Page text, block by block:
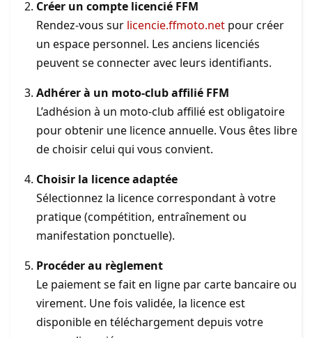
Créer un compte licencié FFM
Rendez-vous sur licencie.ffmoto.net pour créer
un espace personnel. Les anciens licenciés
peuvent se connecter avec leurs identifiants.
Adhérer à un moto-club affilié FFM
L’adhésion à un moto-club affilié est obligatoire
pour obtenir une licence annuelle. Vous êtes libre
de choisir celui qui vous convient.
Choisir la licence adaptée
Sélectionnez la licence correspondant à votre
pratique (compétition, entraînement ou
manifestation ponctuelle).
Procéder au règlement
Le paiement se fait en ligne par carte bancaire ou
virement. Une fois validée, la licence est
disponible en téléchargement depuis votre